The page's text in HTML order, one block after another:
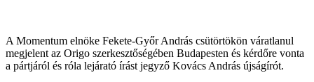
A Momentum elnöke Fekete-Győr András csütörtökön váratlanul
megjelent az Origo szerkesztőségében Budapesten és kérdőre vonta
a pártjáról és róla lejárató írást jegyző Kovács András újságírót.